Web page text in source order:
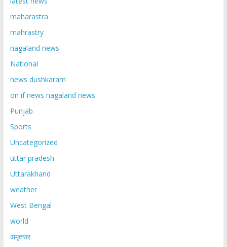
maharastra
mahrastry
nagaland news
National
news dushkaram
on if news nagaland news
Punjab
Sports
Uncategorized
uttar pradesh
Uttarakhand
weather
West Bengal
world
अमृतसर